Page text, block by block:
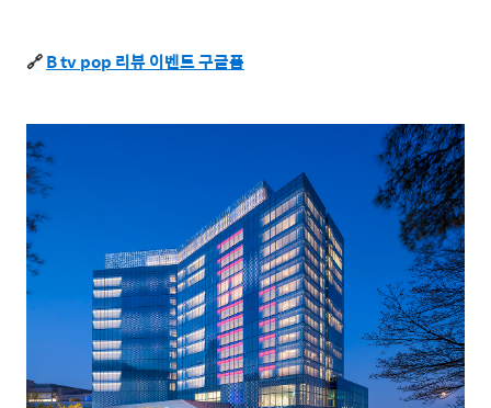
🔗B tv pop 리뷰이벤트구글폼